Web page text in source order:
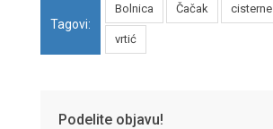
Tagovi:
Bolnica Čačak cisterne
vrtić
Podelite objavu!